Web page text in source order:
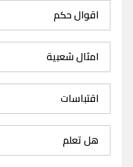
اقوال حكم
امثال شعبية
اقتباسات
هل تعلم